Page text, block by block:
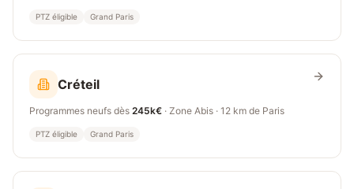
PTZ éligible Grand Paris
Créteil
Programmes neufs dès 245k€ · Zone Abis · 12 km de Paris
PTZ éligible Grand Paris